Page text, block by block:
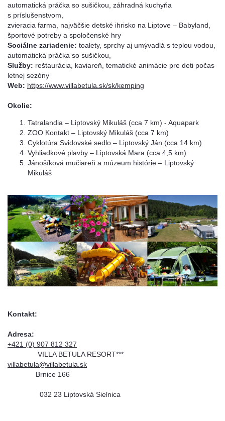
automatická práčka so sušičkou, záhradná kuchyňa
s príslušenstvom,
zvieracia farma, najväčšie detské ihrisko na Liptove – Babyland,
športové potreby a spoločenské hry
Sociálne zariadenie: toalety, sprchy aj umývadlá s teplou vodou,
automatická práčka so sušičkou,
Služby: reštaurácia, kaviareň, tematické animácie pre deti počas
letnej sezóny
Web: https://www.villabetula.sk/sk/kemping
Okolie:
Tatralandia – Liptovský Mikuláš (cca 7 km) - Aquapark
ZOO Kontakt – Liptovský Mikuláš (cca 7 km)
Cyklotúra Svidovské sedlo – Liptovský Ján (cca 14 km)
Vyhliadkové plavby – Liptovská Mara (cca 4,5 km)
Jánošíková mučiareň a múzeum histórie – Liptovský
Mikuláš
Kontakt:
Adresa:
+421 (0) 907 812 327
VILLA BETULA RESORT***
villabetula@villabetula.sk
Brnice 166
032 23 Liptovská Sielnica